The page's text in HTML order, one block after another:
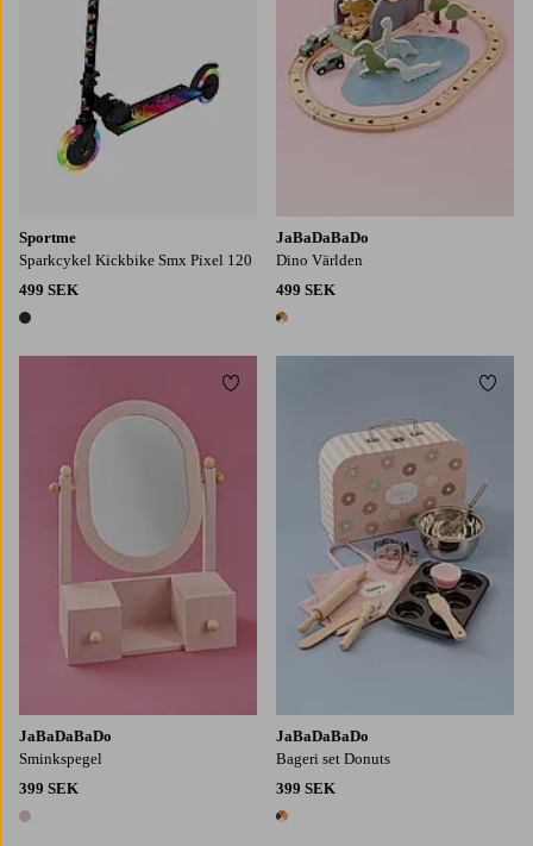
Sportme
Sparkcykel Kickbike Smx Pixel 120
499 SEK
1 färg
JaBaDaBaDo
Dino Världen
499 SEK
1 färg
JaBaDaBaDo
Sminkspegel
399 SEK
1 färg
Lägg till i favoriter
JaBaDaBaDo
Bageri set Donuts
399 SEK
1 färg